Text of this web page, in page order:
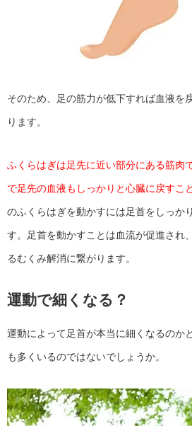
そのため、足の筋力が低下すれば血液を
ります。
ふくらはぎは足先に近い部分にある筋肉
で足先の血液もしっかりと心臓に戻すこ
のふくらはぎを動かすには足首をしっか
す。足首を動かすことは血流が促進され
るむくみ解消に繋がります。
運動で細くなる？
運動によって足首が本当に細くなるのか
も多くいるのではないでしょうか。